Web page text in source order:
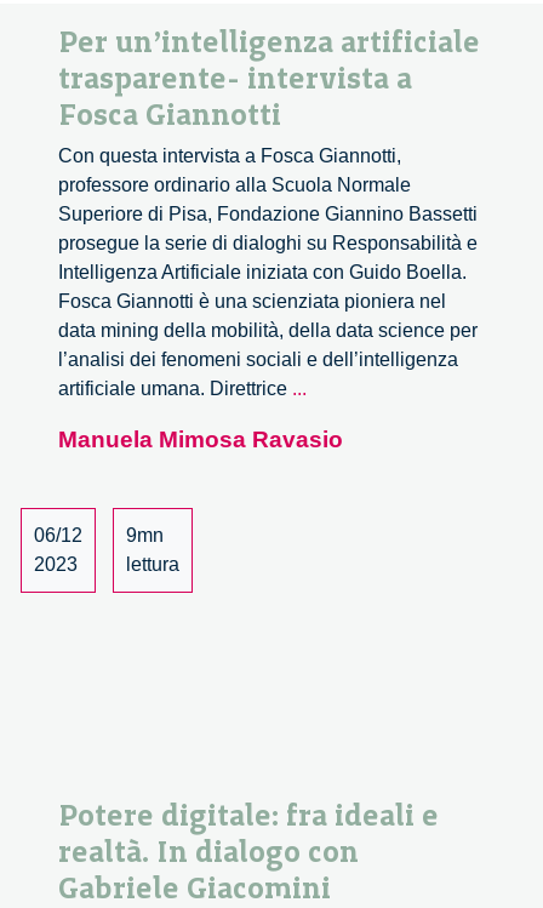
Per un’intelligenza artificiale
trasparente- intervista a
Fosca Giannotti
Con questa intervista a Fosca Giannotti,
professore ordinario alla Scuola Normale
Superiore di Pisa, Fondazione Giannino Bassetti
prosegue la serie di dialoghi su Responsabilità e
Intelligenza Artificiale iniziata con Guido Boella.
Fosca Giannotti è una scienziata pioniera nel
data mining della mobilità, della data science per
l’analisi dei fenomeni sociali e dell’intelligenza
artificiale umana. Direttrice ...
artificiale
Manuela Mimosa Ravasio
06/12
2023
9mn
lettura
Potere digitale: fra ideali e
realtà. In dialogo con
Gabriele Giacomini